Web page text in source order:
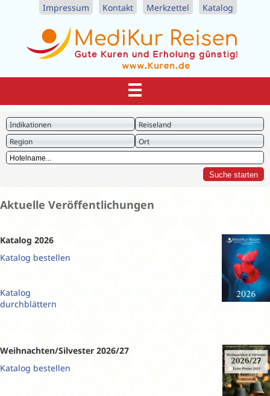
Impressum Kontakt Merkzettel Katalog
Indikationen
Reiseland
Region
Ort
Aktuelle Veröffentlichungen
Katalog 2026
Katalog bestellen
Katalog
durchblättern
Weihnachten/Silvester 2026/27
Katalog bestellen